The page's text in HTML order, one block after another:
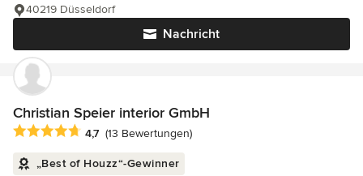
Nachricht
40219 Düsseldorf
Christian Speier interior GmbH
Durchschnittliche Bewertung: 4.7 von 5 Sternen
4,7 (13 Bewertungen)
„Best of Houzz“-Gewinner